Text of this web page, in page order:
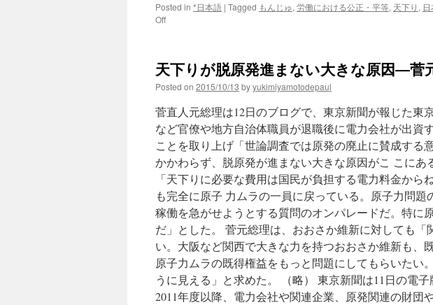
Posted in *日本語 | Tagged もんじゅ, 労働における公正・平等, 天下り ,
Offon
機
構
福
島
事
故
後
も
天
下
り
３
８
人
も
ん
じ
ゅ
請
天下りが脱原発進まない大きな原因―菅
Posted on 2015/10/13 byyukimiyamotodepaul
菅直人元総理は12日のブログで、東京新聞が報じた東
など官僚や地方自治体職員が退職後に電力会社が出資
ことを取り上げ「世論調査では原発の廃止に賛成する
かかわらず、脱原発が進まない大きな原因がこ こにあ
「天下りに必要な費用は国民が負担する電力料金から
も完全に原子 力ムラの一員に戻っている。原子力問
稼働を急がせようとする質問のオンパレードだ。特に
だ」とした。 菅元総理は、おおさか維新に対しても「
い。大阪など関西で大きな力を持つおおさか維新も、
原子力ムラの既得権益をもっと問題にしてもらいたい
うに見える」と求めた。 （略） 東京新聞は11日の電
2011年度以降、電力会社や関連企業、原発関連の財団